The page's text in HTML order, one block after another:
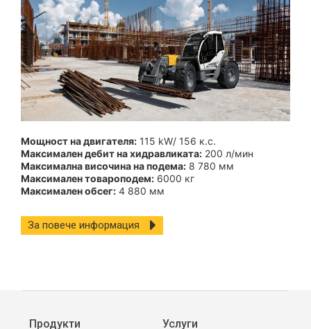
Мощност на двигателя: 115 kW/ 156 к.с.
Максимален дебит на хидравликата: 200 л/мин
Максимална височина на подема: 8 780 мм
Максимален товароподем: 6000 кг
Максимален обсег: 4 880 мм
За повече информация
Продукти Услуги